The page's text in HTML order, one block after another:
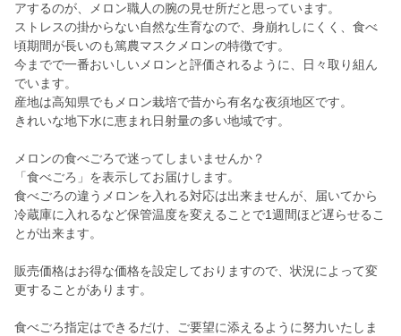
アするのが、メロン職人の腕の見せ所だと思っています。
ストレスの掛からない自然な生育なので、身崩れしにくく、食べ
頃期間が長いのも篤農マスクメロンの特徴です。
今までで一番おいしいメロンと評価されるように、日々取り組ん
でいます。
産地は高知県でもメロン栽培で昔から有名な夜須地区です。
きれいな地下水に恵まれ日射量の多い地域です。
メロンの食べごろで迷ってしまいませんか？
「食べごろ」を表示してお届けします。
食べごろの違うメロンを入れる対応は出来ませんが、届いてから
冷蔵庫に入れるなど保管温度を変えることで1週間ほど遅らせるこ
とが出来ます。
販売価格はお得な価格を設定しておりますので、状況によって変
更することがあります。
食べごろ指定はできるだけ、ご要望に添えるように努力いたしま